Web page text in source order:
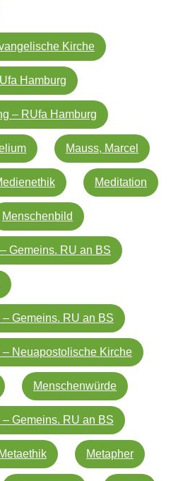
Kirche
Hamburg
– RUfa Hamburg
Mauss, Marcel
Meditation
Menschenbild
Gemeins. RU an BS
Gemeins. RU an BS
– Neuapostolische Kirche
Menschenwürde
Gemeins. RU an BS
Metaethik Metapher